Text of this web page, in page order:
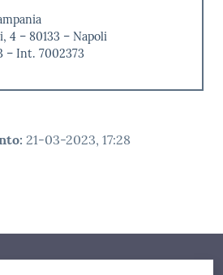
4 – 80133 – Napoli
– Int. 7002373
: 21-03-2023, 17:28